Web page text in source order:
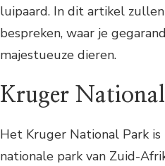
luipaard. In dit artikel
bespreken, waar je
majestueuze dieren.
Kruger
Het Kruger National Park
nationale park van Zuid-